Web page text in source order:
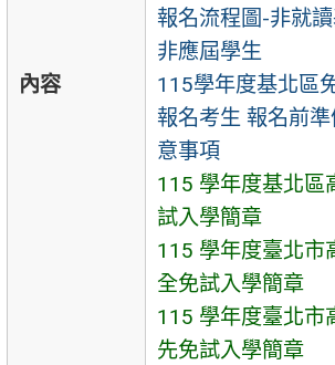
內容
報名流程圖-非就
非應屆學生
115學年度基北區
報名考生 報名前
意事項
115 學年度基北區
試入學簡章
115 學年度臺北市
全免試入學簡章
115 學年度臺北市
先免試入學簡章